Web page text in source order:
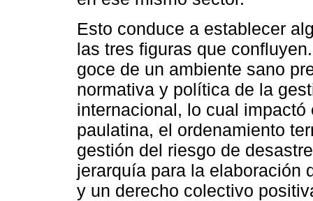
Esto conduce a establecer
las tres figuras que
goce de un ambiente sano
normativa y política de la
internacional, lo cual
paulatina, el ordenamiento
gestión del riesgo de
jerarquía para la elaboración
y un derecho colectivo